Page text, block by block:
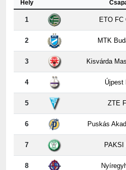
2 MTK
3 Kisvárda
4 Újpest
5 ZTE
6 Puskás
7 PAKSI
8
9 Kispest-